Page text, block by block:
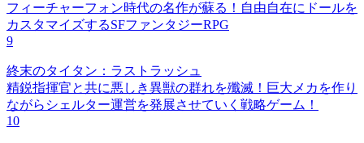
フィーチャーフォン時代の名作が蘇る！自由自在にドールを
カスタマイズするSFファンタジーRPG
9
終末のタイタン：ラストラッシュ
精鋭指揮官と共に悪しき異獣の群れを殲滅！巨大メカを作り
ながらシェルター運営を発展させていく戦略ゲーム！
10